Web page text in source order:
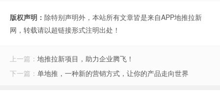
版权声明： 除特别声明外，本站所有文章皆是来自APP地推拉新
网，转载请以超链接形式注明出处！
上一篇： 地推拉新项目，助力企业腾飞！
下一篇： 单地推，一种新的营销方式，让你的产品走向世界